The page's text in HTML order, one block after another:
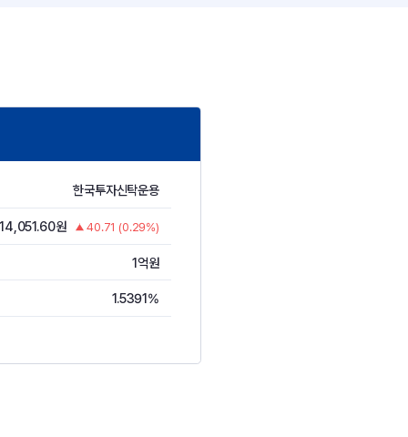
한국투자신탁운용
14,051.60원 40.71 (0.29%)
1억원
1.5391%